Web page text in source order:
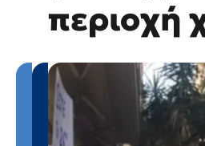
περιοχή